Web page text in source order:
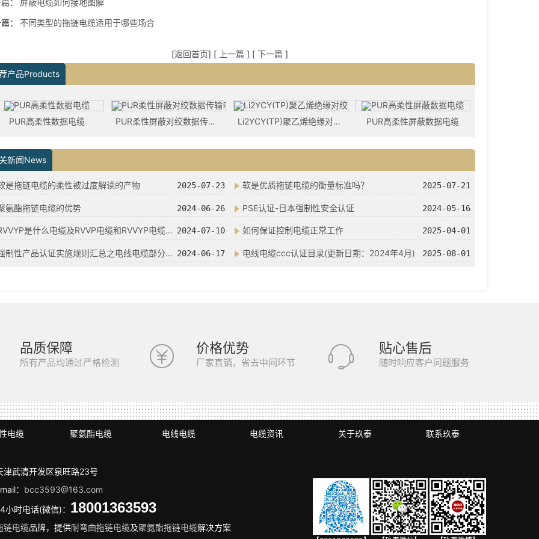
：
屏蔽电缆如何接地图解
：
不同类型的拖链电缆适用于哪些场合
[返回首页] [ 上一篇 ] [ 下一篇 ]
产品Products
PUR高柔性数据电缆 PUR柔性屏蔽对绞数据传输电缆 Li2YCY(TP)聚乙烯绝缘对绞屏蔽柔性数据电缆 PUR高柔性屏蔽数据电缆
新闻News
是拖链电缆的柔性被过度解读的产物 2025-07-23 软是优质拖链电缆的衡量标准吗？ 2025-07-21
氨酯拖链电缆的优势 2024-06-26 PSE认证-日本强制性安全认证 2024-05-16
RVVYP是什么电缆及RVVP电缆和RVVYP电缆有什么区别 2024-07-10 如何保证控制电缆正常工作 2025-04-01
强制性产品认证实施规则汇总之电线电缆部分（更新日期：2023年11月） 2024-06-17 电线电缆ccc认证目录(更新日期：2024年4月) 2025-08-01
品质保障
所有产品均通过严格检测
价格优势
厂家直销，省去中间环节
贴心售后
随时响应客户问题服务
电缆 聚氨酯电缆 电线电缆 电缆资讯 关于玖泰 联系玖泰
津武清开发区泉旺路23号
： bcc3593@163.com
小时电话(微信)： 18001363593
链电缆品牌，提供耐弯曲拖链电缆及聚氨酯拖链电缆解决方案